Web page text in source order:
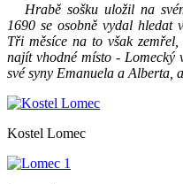
Hrabě sošku uložil na
1690 se osobně vydal hledat
Tři měsíce na to však
najít vhodné místo - Lomecký
své syny Emanuela a Alberta,
Kostel Lomec